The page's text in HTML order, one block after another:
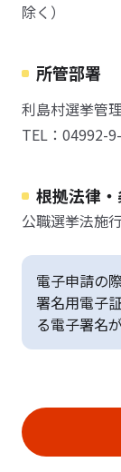
除く）
所管部署
利島村選挙管
TEL：04992-
根拠法律
公職選挙法施
電子申請の
署名用電子
る電子署名